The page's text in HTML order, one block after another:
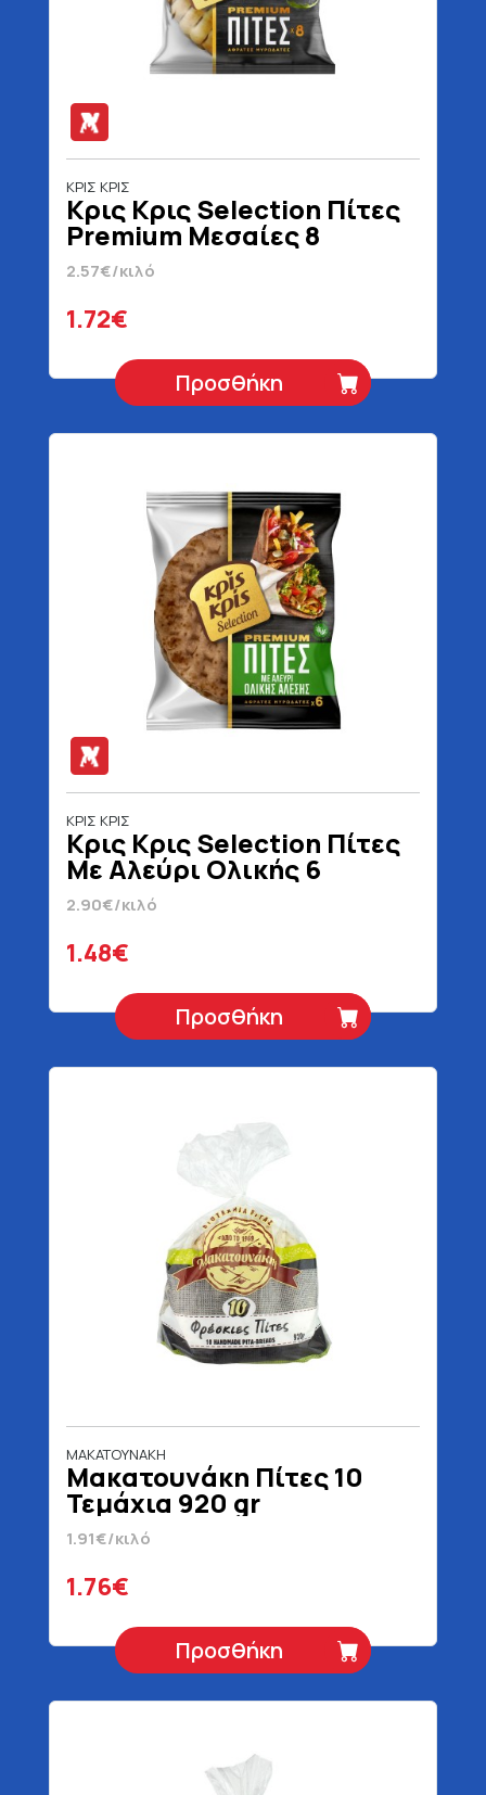
ΚΡΙΣ ΚΡΙΣ
Κρις Κρις Selection Πίτες
Premium Μεσαίες 8
Τεμάχια 670 gr
2.57€/κιλό
1.72€
Προσθήκη
ΚΡΙΣ ΚΡΙΣ
Κρις Κρις Selection Πίτες
Με Αλεύρι Ολικής 6
Τεμάχια 510 gr
2.90€/κιλό
1.48€
Προσθήκη
ΜΑΚΑΤΟΥΝΑΚΗ
Μακατουνάκη Πίτες 10
Τεμάχια 920 gr
1.91€/κιλό
1.76€
Προσθήκη